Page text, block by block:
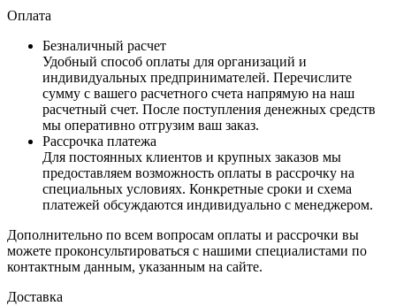
Оплата
Безналичный расчет
Удобный способ оплаты для организаций и
индивидуальных предпринимателей. Перечислите
сумму с вашего расчетного счета напрямую на наш
расчетный счет. После поступления денежных средств
мы оперативно отгрузим ваш заказ.
Рассрочка платежа
Для постоянных клиентов и крупных заказов мы
предоставляем возможность оплаты в рассрочку на
специальных условиях. Конкретные сроки и схема
платежей обсуждаются индивидуально с менеджером.
Дополнительно по всем вопросам оплаты и рассрочки вы
можете проконсультироваться с нашими специалистами по
контактным данным, указанным на сайте.
Доставка